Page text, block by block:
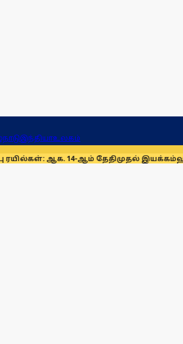
இந்தியாஉலகம்
14-ஆம் தேதிமுதல் இயக்கம்ஹசீனா